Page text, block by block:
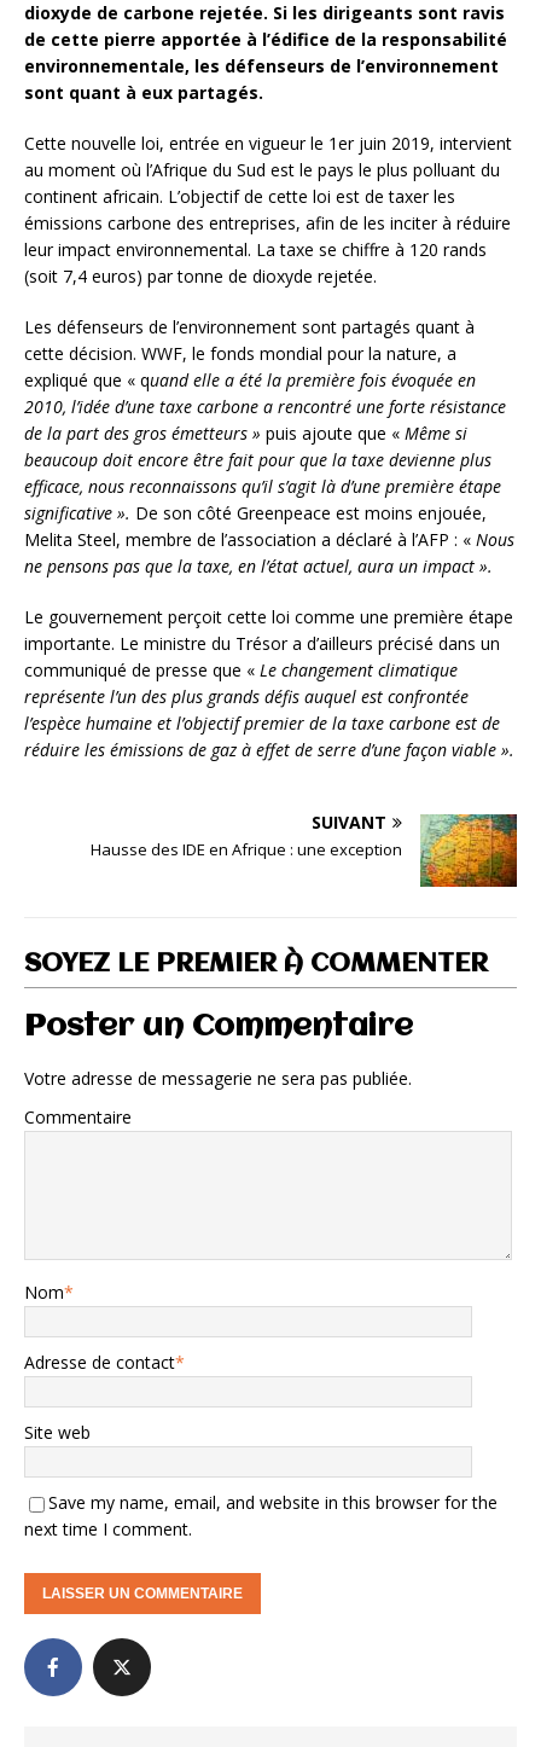
dioxyde de carbone rejetée. Si les dirigeants sont ravis
de cette pierre apportée à l’édifice de la responsabilité
environnementale, les défenseurs de l’environnement
sont quant à eux partagés.
Cette nouvelle loi, entrée en vigueur le 1er juin 2019, intervient
au moment où l’Afrique du Sud est le pays le plus polluant du
continent africain. L’objectif de cette loi est de taxer les
émissions carbone des entreprises, afin de les inciter à réduire
leur impact environnemental. La taxe se chiffre à 120 rands
(soit 7,4 euros) par tonne de dioxyde rejetée.
Les défenseurs de l’environnement sont partagés quant à
cette décision. WWF, le fonds mondial pour la nature, a
expliqué que « quand elle a été la première fois évoquée en
2010, l’idée d’une taxe carbone a rencontré une forte résistance
de la part des gros émetteurs » puis ajoute que « Même si
beaucoup doit encore être fait pour que la taxe devienne plus
efficace, nous reconnaissons qu’il s’agit là d’une première étape
significative ». De son côté Greenpeace est moins enjouée,
Melita Steel, membre de l’association a déclaré à l’AFP : « Nous
ne pensons pas que la taxe, en l’état actuel, aura un impact ».
Le gouvernement perçoit cette loi comme une première étape
importante. Le ministre du Trésor a d’ailleurs précisé dans un
communiqué de presse que « Le changement climatique
représente l’un des plus grands défis auquel est confrontée
l’espèce humaine et l’objectif premier de la taxe carbone est de
réduire les émissions de gaz à effet de serre d’une façon viable ».
SUIVANT
Hausse des IDE en Afrique : une exception
SOYEZ LE PREMIER À COMMENTER
Poster un Commentaire
Votre adresse de messagerie ne sera pas publiée.
Commentaire
Nom*
Adresse de contact*
Site web
Save my name, email, and website in this browser for the
next time I comment.